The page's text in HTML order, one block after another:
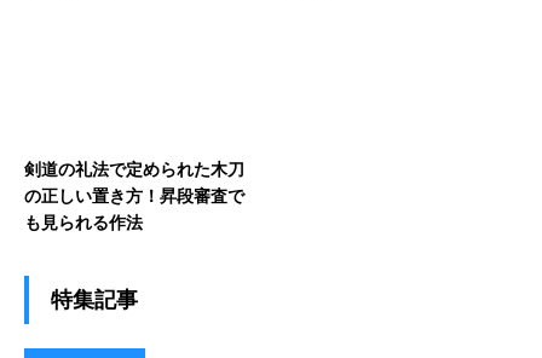
剣道の礼法で定められた木刀
の正しい置き方！昇段審査で
も見られる作法
特集記事